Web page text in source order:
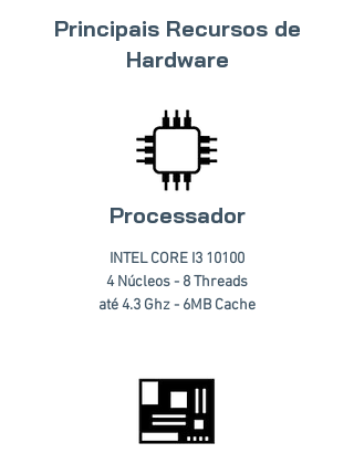
Principais Recursos de
Hardware
Processador
INTEL CORE I3 10100
4 Núcleos - 8 Threads
até 4.3 Ghz - 6MB Cache